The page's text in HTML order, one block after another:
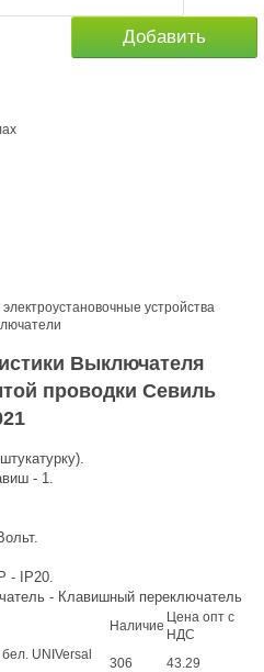
Добавить
электроустановочные устройства
Выключателя
проводки Севиль
- 1.
- IP20.
- Клавишный переключатель
Наличие
Цена опт с
НДС
UNIVersal
306 43.29